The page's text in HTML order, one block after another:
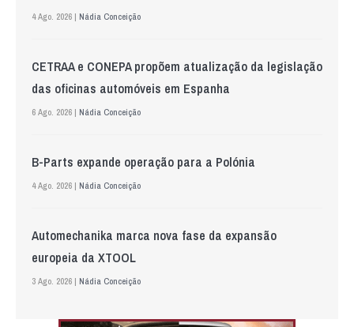
4 Ago. 2026 | Nádia Conceição
CETRAA e CONEPA propõem atualização da legislação
das oficinas automóveis em Espanha
6 Ago. 2026 | Nádia Conceição
B-Parts expande operação para a Polónia
4 Ago. 2026 | Nádia Conceição
Automechanika marca nova fase da expansão
europeia da XTOOL
3 Ago. 2026 | Nádia Conceição